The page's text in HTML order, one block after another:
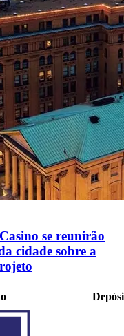
se reunirão
cidade sobre a